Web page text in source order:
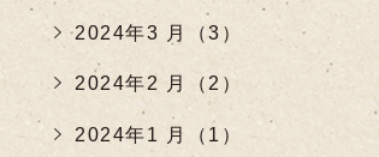
2024年3 月（3）
2024年2 月（2）
2024年1 月（1）